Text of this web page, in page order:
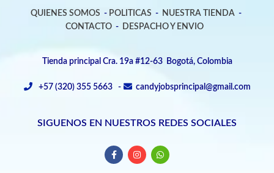
QUIENES SOMOS - POLITICAS - NUESTRA TIENDA -
CONTACTO- DESPACHO Y ENVIO
Tienda principal Cra. 19a #12-63 Bogotá, Colombia
+57 (320) 355 5663 - candyjobsprincipal@gmail.com
SIGUENOS EN NUESTROS REDES SOCIALES